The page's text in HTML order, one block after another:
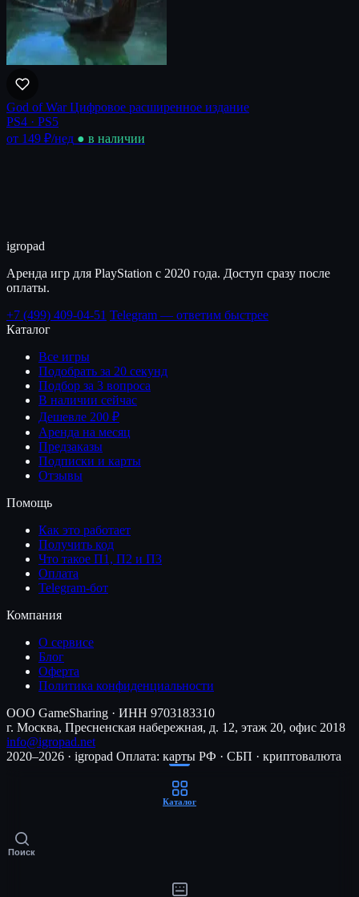
God of War Цифровое расширенное издание
PS4 · PS5
от 149 ₽/нед ● в наличии
igropad
Аренда игр для PlayStation с 2020 года. Доступ сразу после
оплаты.
+7 (499) 409-04-51 Telegram — ответим быстрее
Каталог
Все игры
Подобрать за 20 секунд
Подбор за 3 вопроса
В наличии сейчас
Дешевле 200 ₽
Аренда на месяц
Предзаказы
Подписки и карты
Отзывы
Помощь
Как это работает
Получить код
Что такое П1, П2 и П3
Оплата
Telegram-бот
Компания
О сервисе
Блог
Оферта
Политика конфиденциальности
ООО GameSharing · ИНН 9703183310
г. Москва, Пресненская набережная, д. 12, этаж 20, офис 2018
info@igropad.net
2020–2026 · igropad Оплата: карты РФ · СБП · криптовалюта
Каталог
Поиск